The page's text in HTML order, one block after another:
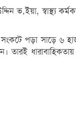
ভ‚ইয়া, স্বাস্থ্য
পড়া সাড়ে ৬